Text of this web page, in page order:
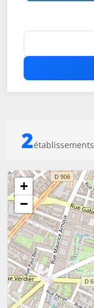
2
+
−